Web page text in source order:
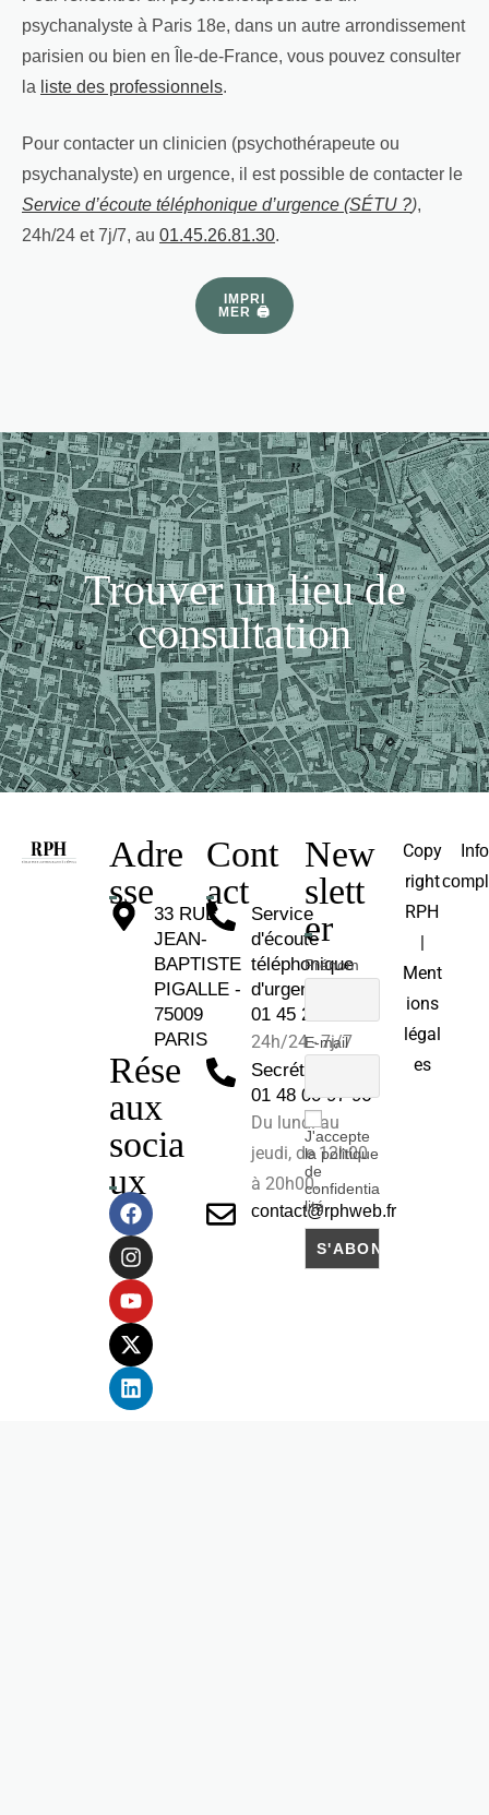
psychanalyste à Paris 18e, dans un autre arrondissement
parisien ou bien en Île-de-France, vous pouvez consulter
la liste des professionnels.
Pour contacter un clinicien (psychothérapeute ou
psychanalyste) en urgence, il est possible de contacter le
Service d’écoute téléphonique d’urgence (SÉTU ?),
24h/24 et 7j/7, au 01.45.26.81.30.
IMPRI
MER 🖨
Trouver un lieu de
consultation
Adre
sse
33 RUE
JEAN-
BAPTISTE
PIGALLE -
75009
PARIS
Rése
aux
socia
ux
Cont
act
Service
d'écoute
téléphonique
d'urgence :
01 45 26 81 30
24h/24 - 7j/7
Secrétariat :
01 48 00 97 96
Du lundi au
jeudi, de 12h00
à 20h00.
contact@rphweb.fr
New
slett
er
Prénom
E-mail
J'accepte
la politique
de
confidentia
lité
Copy
right
RPH
|
Ment
ions
légal
es